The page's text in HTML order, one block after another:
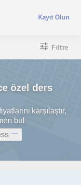
Kayıt Olun
Filtre
özel ders
karşılaştır,
bul